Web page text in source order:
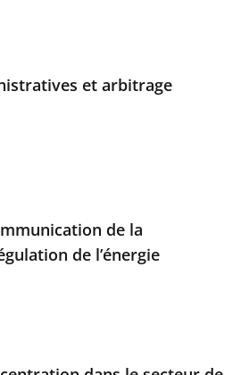
et arbitrage
de la
de l’énergie